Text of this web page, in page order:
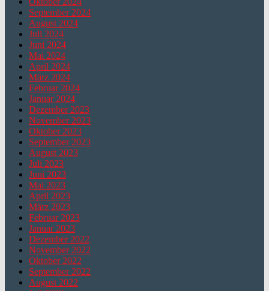
September 2024
August 2024
Juli 2024
Juni 2024
Mai 2024
April 2024
März 2024
Februar 2024
Januar 2024
Dezember 2023
November 2023
Oktober 2023
September 2023
August 2023
Juli 2023
Juni 2023
Mai 2023
April 2023
März 2023
Februar 2023
Januar 2023
Dezember 2022
November 2022
Oktober 2022
September 2022
August 2022